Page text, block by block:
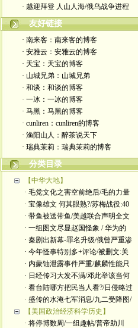
· 越迎拜登 人山人海/俄乌战争进程
友好链接
· 南来客：南来客的博客
· 安雅云：安雅云的博客
· 天宝：天宝的博客
· 山城兄弟：山城兄弟
· 和谈：和谈的博客
· 一冰：一冰的博客
· 马黑：马黑的博客
· cunliren：cunliren的博客
· 渔阳山人：醉茶说天下
· 瑞典茉莉：瑞典茉莉的博客
分类目录
【中华大地】
· 毛党文化之害空前绝后/毛的力量
· 宝像雄文 何其眼熟?/苏梅战役:40
· 带鱼被送带鱼/美越联合声明全文
· 一组图文尽显赵国怪象 / 华为的
· 秦剧出新幕-罪名升级/俄曾严重渗
· 今年怪事特别多+评论/被删文:关
· 内蒙铀泄露事件严重/麒麟性能只
· 日经传习大发不满/邓此举该当何
· 看台陆哪方把民当人看?/日侵略过
· 盛传的水淹七军消息/九二受降图/
【美国政治经济科学历史】
· 将停博数周/一组趣帖/普帝助川